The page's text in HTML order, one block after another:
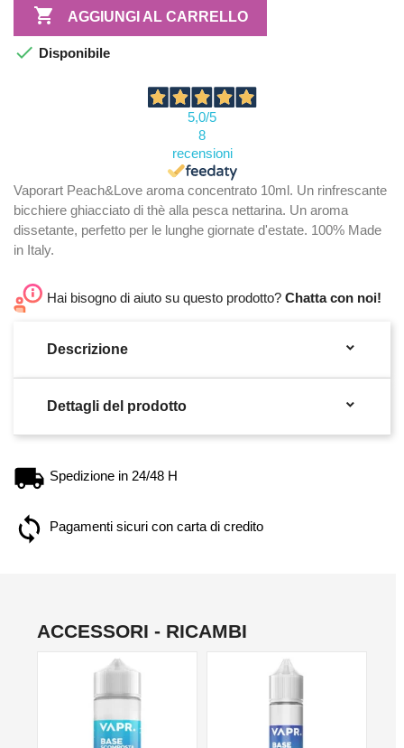
 AGGIUNGI AL CARRELLO
 Disponibile
5,0/5
8
recensioni
Vaporart Peach&Love aroma concentrato 10ml. Un rinfrescante
bicchiere ghiacciato di thè alla pesca nettarina. Un aroma
dissetante, perfetto per le lunghe giornate d'estate. 100% Made
in Italy.
Hai bisogno di aiuto su questo prodotto? Chatta con noi!
Descrizione 
Dettagli del prodotto 
Spedizione in 24/48 H
Pagamenti sicuri con carta di credito
ACCESSORI - RICAMBI